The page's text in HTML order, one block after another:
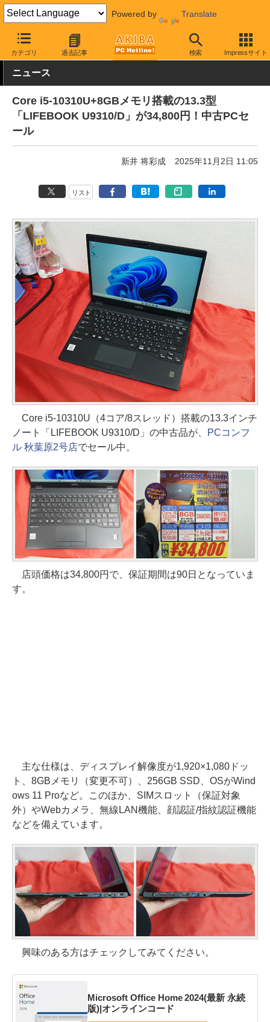
Powered by Translate
カテゴリ 過去記事 検索 Impressサイト
AKIBA PC Hotline! 秋葉原情報 価格情報 特価情報
ニュース
Core i5-10310U+8GBメモリ搭載の13.3型
「LIFEBOOK U9310/D」が34,800円！中古PCセ
ール
新井 将彩成 2025年11月2日 11:05
リスト
Core i5-10310U（4コア/8スレッド）搭載の13.3インチ
ノート「LIFEBOOK U9310/D」の中古品が、
PCコンフ
ル 秋葉原2号店でセール中。
店頭価格は34,800円で、保証期間は90日となっていま
す。
主な仕様は、ディスプレイ解像度が1,920×1,080ドッ
ト、8GBメモリ（変更不可）、256GB SSD、OSがWind
ows 11 Proなど。このほか、SIMスロット（保証対象
外）やWebカメラ、無線LAN機能、顔認証/指紋認証機能
などを備えています。
興味のある方はチェックしてみてください。
Microsoft Office Home 2024(最新 永続
版)|オンラインコード